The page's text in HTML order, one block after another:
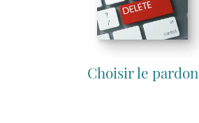
Choisir le pardon